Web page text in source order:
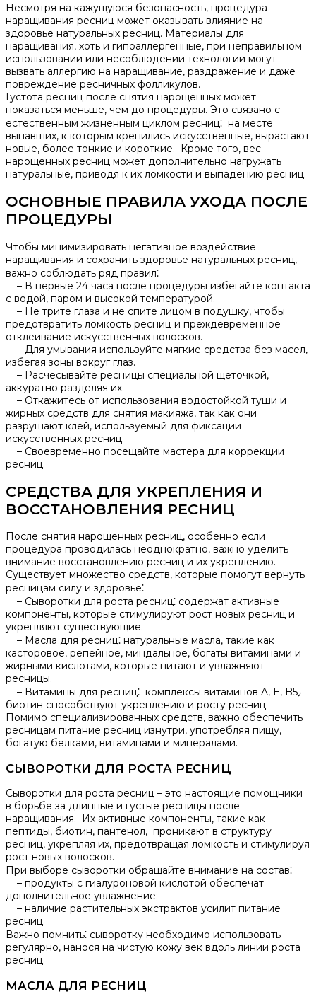
Несмотря на кажущуюся безопасность, процедура
наращивания ресниц может оказывать влияние на
здоровье натуральных ресниц.​ Материалы для
наращивания, хоть и гипоаллергенные, при неправильном
использовании или несоблюдении технологии могут
вызвать аллергию на наращивание, раздражение и даже
повреждение ресничных фолликулов.​
Густота ресниц после снятия нарощенных может
показаться меньше, чем до процедуры.​ Это связано с
естественным жизненным циклом ресниц⁚ на месте
выпавших, к которым крепились искусственные, вырастают
новые, более тонкие и короткие.​ Кроме того, вес
нарощенных ресниц может дополнительно нагружать
натуральные, приводя к их ломкости и выпадению ресниц.​
ОСНОВНЫЕ ПРАВИЛА УХОДА ПОСЛЕ
ПРОЦЕДУРЫ
Чтобы минимизировать негативное воздействие
наращивания и сохранить здоровье натуральных ресниц,
важно соблюдать ряд правил⁚
– В первые 24 часа после процедуры избегайте контакта
с водой, паром и высокой температурой.​
– Не трите глаза и не спите лицом в подушку, чтобы
предотвратить ломкость ресниц и преждевременное
отклеивание искусственных волосков.​
– Для умывания используйте мягкие средства без масел,
избегая зоны вокруг глаз.​
– Расчесывайте ресницы специальной щеточкой,
аккуратно разделяя их.​
– Откажитесь от использования водостойкой туши и
жирных средств для снятия макияжа, так как они
разрушают клей, используемый для фиксации
искусственных ресниц.​
– Своевременно посещайте мастера для коррекции
ресниц.​
СРЕДСТВА ДЛЯ УКРЕПЛЕНИЯ И
ВОССТАНОВЛЕНИЯ РЕСНИЦ
После снятия нарощенных ресниц, особенно если
процедура проводилась неоднократно, важно уделить
внимание восстановлению ресниц и их укреплению.​
Существует множество средств, которые помогут вернуть
ресницам силу и здоровье⁚
– Сыворотки для роста ресниц⁚ содержат активные
компоненты, которые стимулируют рост новых ресниц и
укрепляют существующие.
– Масла для ресниц⁚ натуральные масла, такие как
касторовое, репейное, миндальное, богаты витаминами и
жирными кислотами, которые питают и увлажняют
ресницы.​
– Витамины для ресниц⁚ комплексы витаминов A, E, B5٫
биотин способствуют укреплению и росту ресниц.​
Помимо специализированных средств, важно обеспечить
ресницам питание ресниц изнутри, употребляя пищу,
богатую белками, витаминами и минералами.
СЫВОРОТКИ ДЛЯ РОСТА РЕСНИЦ
Сыворотки для роста ресниц – это настоящие помощники
в борьбе за длинные и густые ресницы после
наращивания.​ Их активные компоненты, такие как
пептиды, биотин, пантенол, проникают в структуру
ресниц, укрепляя их, предотвращая ломкость и стимулируя
рост новых волосков.
При выборе сыворотки обращайте внимание на состав⁚
– продукты с гиалуроновой кислотой обеспечат
дополнительное увлажнение;
– наличие растительных экстрактов усилит питание
ресниц.​
Важно помнить⁚ сыворотку необходимо использовать
регулярно, нанося на чистую кожу век вдоль линии роста
ресниц.​
МАСЛА ДЛЯ РЕСНИЦ